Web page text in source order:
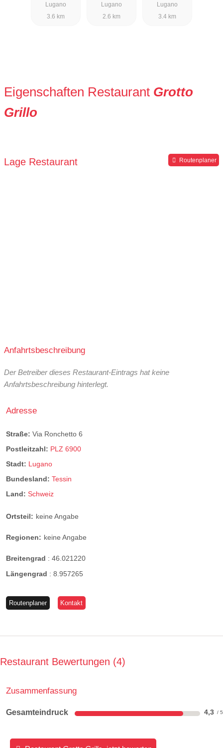
Lugano
3.6 km
Lugano
2.6 km
Lugano
3.4 km
Eigenschaften Restaurant Grotto
Grillo
Lage Restaurant Routenplaner
Anfahrtsbeschreibung
Der Betreiber dieses Restaurant-Eintrags hat keine
Anfahrtsbeschreibung hinterlegt.
Adresse
Straße: Via Ronchetto 6
Postleitzahl: PLZ 6900
Stadt: Lugano
Bundesland: Tessin
Land: Schweiz
Ortsteil: keine Angabe
Regionen: keine Angabe
Breitengrad : 46.021220
Längengrad : 8.957265
Routenplaner Kontakt
Restaurant Bewertungen 4
Zusammenfassung
Gesamteindruck 4,3